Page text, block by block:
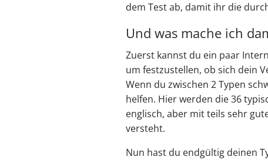
dem Test ab, damit ihr die
Und was mache ich
Zuerst kannst du ein paar
um festzustellen, ob sich dein
Wenn du zwischen 2 Typen
helfen. Hier werden die 36
englisch, aber mit teils sehr
versteht.
Nun hast du endgültig deinen